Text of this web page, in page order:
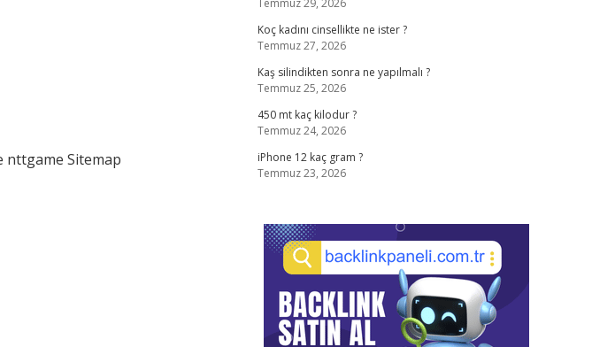
nttgame Sitemap
Temmuz 29, 2026
Koç kadını cinsellikte ne ister ?
Temmuz 27, 2026
Kaş silindikten sonra ne yapılmalı ?
Temmuz 25, 2026
450 mt kaç kilodur ?
Temmuz 24, 2026
iPhone 12 kaç gram ?
Temmuz 23, 2026